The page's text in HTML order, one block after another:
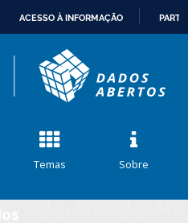
CONTEÚDO
ACESSO À INFORMAÇÃO
Temas Sobre